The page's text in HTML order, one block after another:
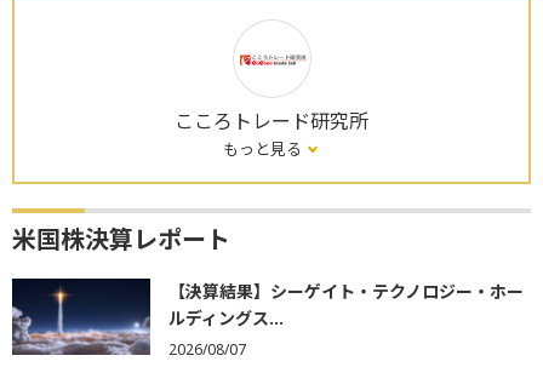
こころトレード研究所
もっと見る
米国株決算レポート
【決算結果】シーゲイト・テクノロジー・ホー
ルディングス...
2026/08/07